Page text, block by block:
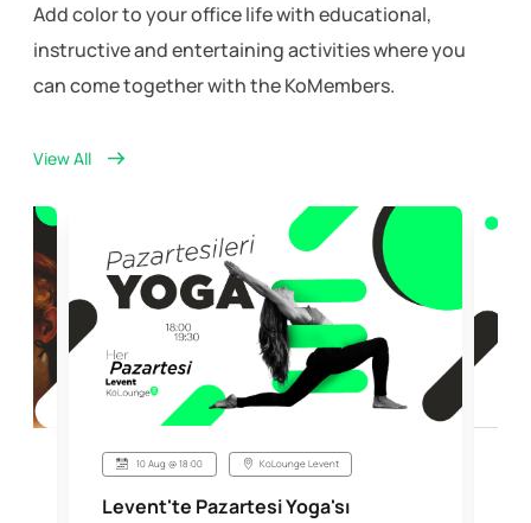
Add color to your office life with educational,
instructive and entertaining activities where you
can come together with the KoMembers.
View All
10 Aug @ 18:00 KoLounge Levent
Levent'te Pazartesi Yoga'sı